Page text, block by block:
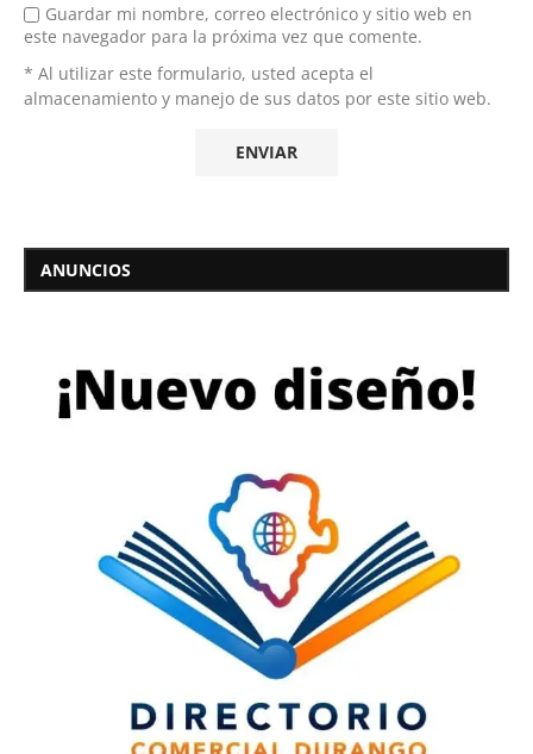
Guardar mi nombre, correo electrónico y sitio web en
este navegador para la próxima vez que comente.
* Al utilizar este formulario, usted acepta el
almacenamiento y manejo de sus datos por este sitio web.
ANUNCIOS